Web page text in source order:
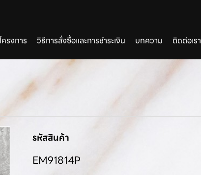
ครงการ วิธีการสั่งซื้อและการชำระเงิน บทความ ติดต่อเรา
รหัสสินค้า
EM91814P